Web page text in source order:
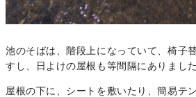
池のそばは、階段上になっていて、椅子
すし、日よけの屋根も等間隔にありました
屋根の下に、シートを敷いたり、簡易テ